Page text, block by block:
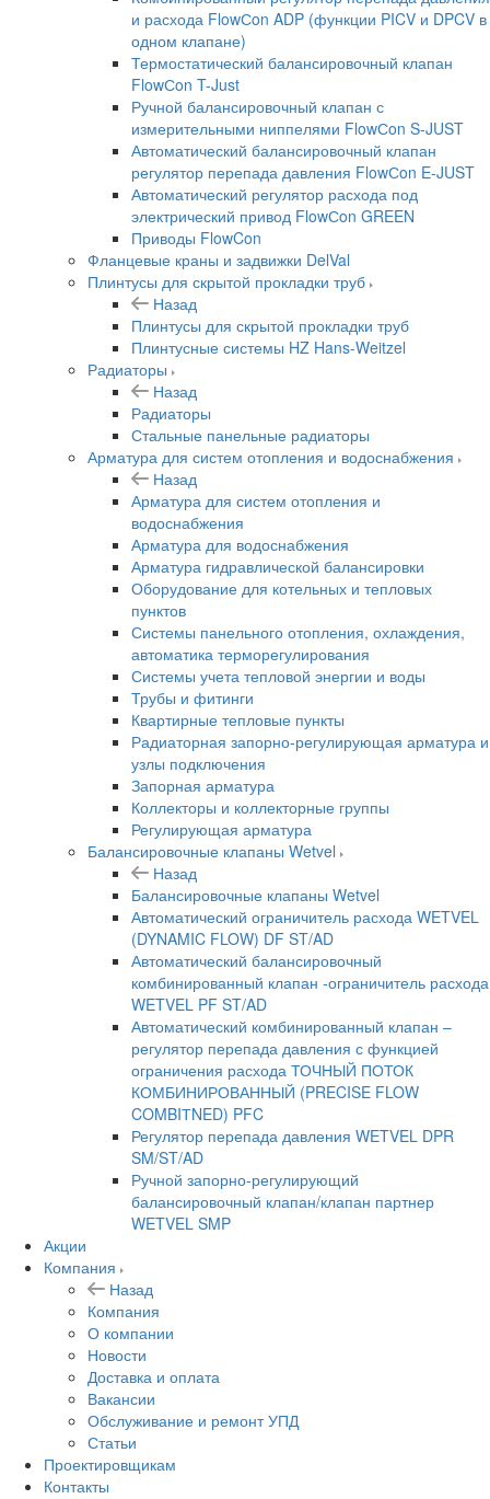
и расхода FlowСon ADP (функции PICV и DPCV в
одном клапане)
Термостатический балансировочный клапан
FlowСon T-Just
Ручной балансировочный клапан с
измерительными ниппелями FlowСon S-JUST
Автоматический балансировочный клапан
регулятор перепада давления FlowСon E-JUST
Автоматический регулятор расхода под
электрический привод FlowСon GREEN
Приводы FlowCon
Фланцевые краны и задвижки DelVal
Плинтусы для скрытой прокладки труб
Назад
Плинтусы для скрытой прокладки труб
Плинтусные системы HZ Hans-Weitzel
Радиаторы
Назад
Радиаторы
Стальные панельные радиаторы
Арматура для систем отопления и водоснабжения
Назад
Арматура для систем отопления и
водоснабжения
Арматура для водоснабжения
Арматура гидравлической балансировки
Оборудование для котельных и тепловых
пунктов
Системы панельного отопления, охлаждения,
автоматика терморегулирования
Системы учета тепловой энергии и воды
Трубы и фитинги
Квартирные тепловые пункты
Радиаторная запорно-регулирующая арматура и
узлы подключения
Запорная арматура
Коллекторы и коллекторные группы
Регулирующая арматура
Балансировочные клапаны Wetvel
Назад
Балансировочные клапаны Wetvel
Автоматический ограничитель расхода WETVEL
(DYNAMIC FLOW) DF ST/AD
Автоматический балансировочный
комбинированный клапан -ограничитель расхода
WETVEL PF ST/AD
Автоматический комбинированный клапан –
регулятор перепада давления с функцией
ограничения расхода ТОЧНЫЙ ПОТОК
КОМБИНИРОВАННЫЙ (PRECISE FLOW
COMBIТNED) PFC
Регулятор перепада давления WETVEL DPR
SM/ST/AD
Ручной запорно-регулирующий
балансировочный клапан/клапан партнер
WETVEL SMP
Акции
Компания
Назад
Компания
О компании
Новости
Доставка и оплата
Вакансии
Обслуживание и ремонт УПД
Статьи
Проектировщикам
Контакты